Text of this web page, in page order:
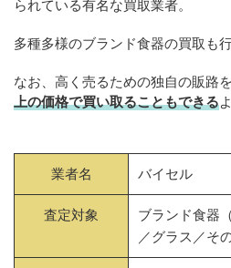
られている有名な買取業者。
多種多様のブランド食器の買取も
なお、高く売るための独自の販路
上の価格で買い取ることもできる
業者名 バイセル
査定対象
ブランド食器
／グラス／その